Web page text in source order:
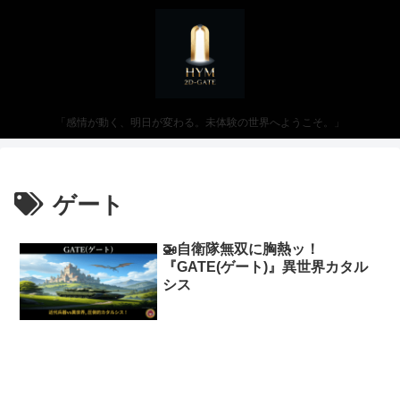
「感情が動く、明日が変わる。未体験の世界へようこそ。」
ゲート
🚁自衛隊無双に胸熱ッ！
『GATE(ゲート)』異世界カタル
シス